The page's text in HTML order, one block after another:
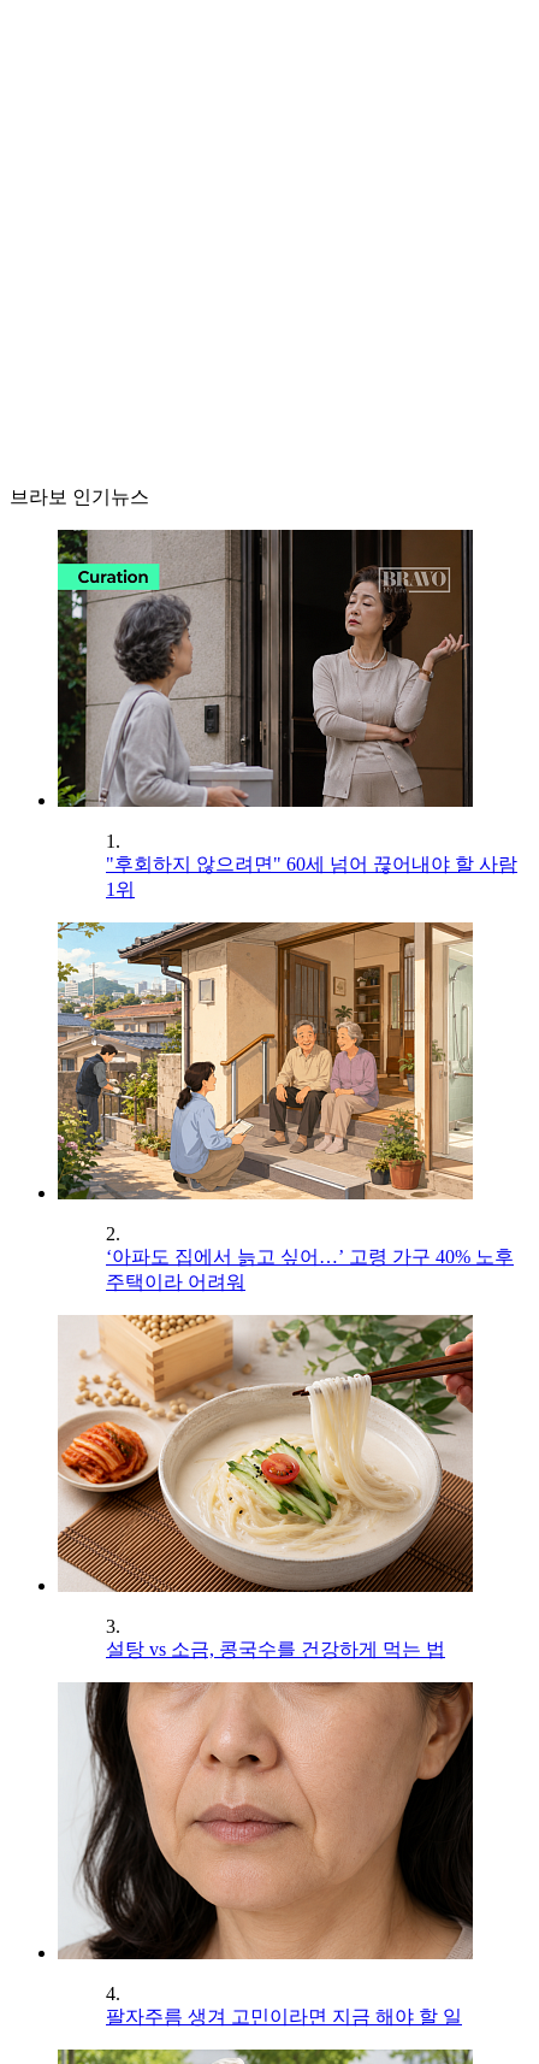
브라보 인기뉴스
1.
"후회하지 않으려면" 60세 넘어 끊어내야 할 사람
1위
2.
‘아파도 집에서 늙고 싶어…’ 고령 가구 40% 노후
주택이라 어려워
3.
설탕 vs 소금, 콩국수를 건강하게 먹는 법
4.
팔자주름 생겨 고민이라면 지금 해야 할 일